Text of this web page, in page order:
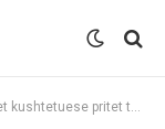
edhe një pjesë e deputetëve të VMRO-së!